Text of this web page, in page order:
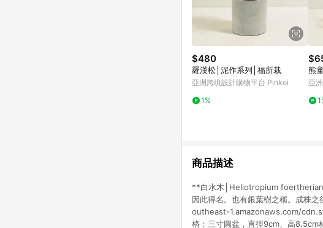
$480
羅漢松│泥作系列│福所栽
亞洲跨境設計購物平台 Pinkoi
1%
熊
亞
商品描述
**白水木│Heliotropium
因此得名。也有銀葉樹之稱。成株
outheast-1.amazonaws.com/
格：三寸圓盆，直徑9cm、高